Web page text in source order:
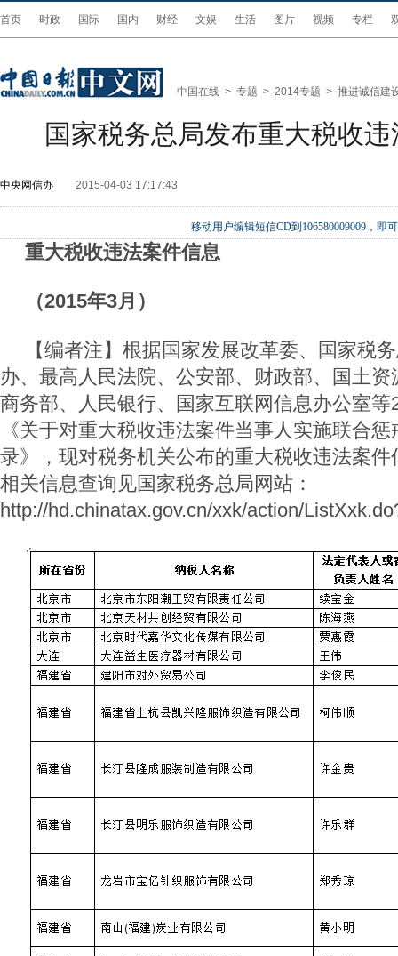
首页 时政 国际 国内 财经 文娱 生活 图片 视频 专栏
中国在线 > 专题 > 2014专题 > 推进诚信建
国家税务总局发布重大税收
中央网信办 2015-04-03 17:17:43
移动用户编辑短信CD到106580009009，即
重大税收违法案件信息
（2015年3月）
【编者注】根据国家发展改革委、国家税
办、最高人民法院、公安部、财政部、国土
商务部、人民银行、国家互联网信息办公室
《关于对重大税收违法案件当事人实施联合
录》，现对税务机关公布的重大税收违法案
相关信息查询见国家税务总局网站：
http://hd.chinatax.gov.cn/xxk/action/